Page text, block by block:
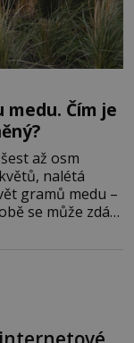
medu. Čím je
až osm
nalétá
gramů medu –
se může zdát